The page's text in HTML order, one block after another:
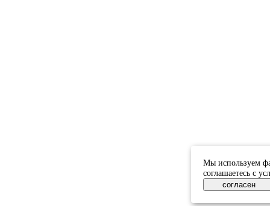
Мы используем
соглашаетесь с
согласен